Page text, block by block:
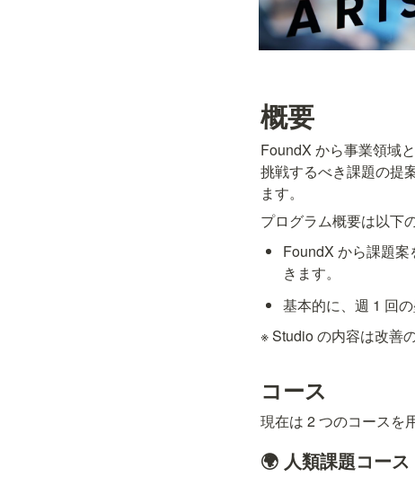
概要
FoundX から事業領域
挑戦するべき課題の提
ます。
プログラム概要は以下
FoundX から課題
きます。
基本的に、週 1 回
※ Studio の内容は改善
コース
現在は 2 つのコースを
🌍 人類課題コース